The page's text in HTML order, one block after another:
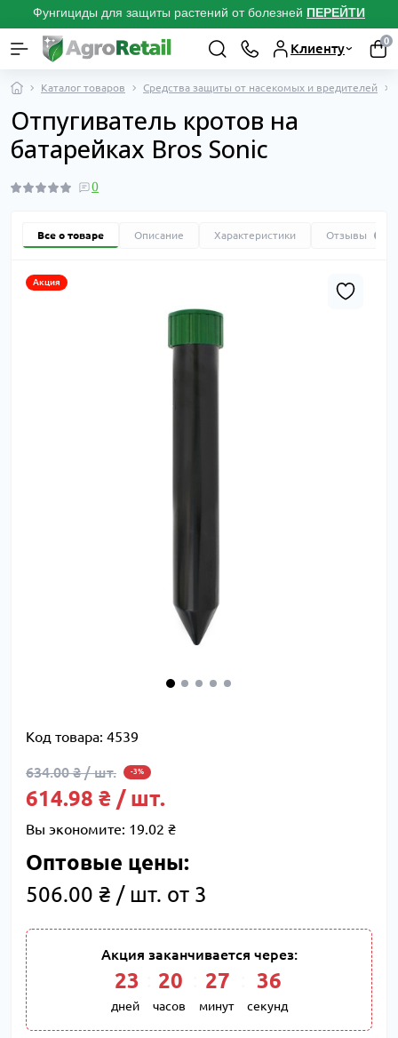
Фунгициды для защиты растений от болезней ПЕРЕЙТИ
Клиенту
0
Каталог товаров Средства защиты от насекомых и вредителей
Отпугиватель кротов на
батарейках Bros Sonic
0
Все о товаре Описание Характеристики Отзывы
Акция
Код товара: 4539
634.00 ₴ / шт. -3%
614.98 ₴ / шт.
Вы экономите: 19.02 ₴
Оптовые цены:
506.00 ₴ / шт. от 3
Акция заканчивается через:
23
дней
20
часов
27
минут
35
секунд